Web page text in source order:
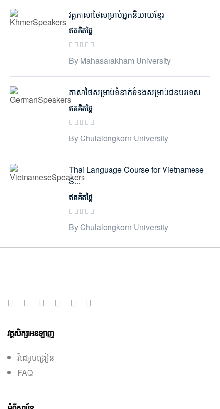
វគ្គភាសាថៃសម្រាប់អ្នកនិយាយខ្មែរ
ឥតគិតថ្លៃ
By Mahasarakham University
ភាសាថៃសម្រាប់ទំនាក់ទំនងសម្រាប់ជនបរទេស
ឥតគិតថ្លៃ
By Chulalongkorn University
Thai Language Course for Vietnamese
S...
ឥតគិតថ្លៃ
By Chulalongkorn University
វគ្គសិក្សាអនឡាញ
វីដេអូបង្រៀន
FAQ